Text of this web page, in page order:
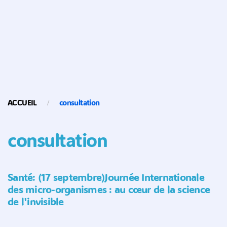
ACCUEIL consultation
consultation
Santé: (17 septembre)Journée Internationale
des micro-organismes : au cœur de la science
de l'invisible